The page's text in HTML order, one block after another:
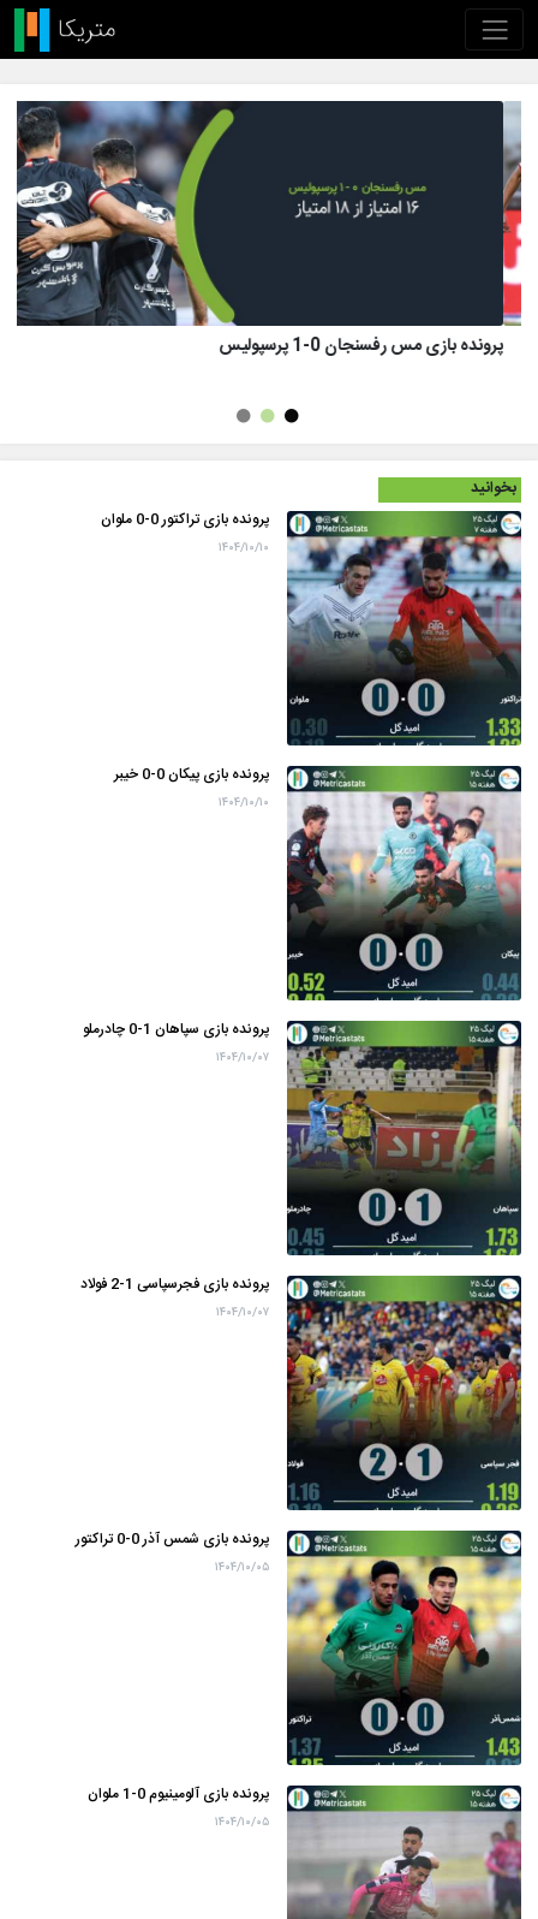
پرونده بازی تراکتور 1 (8)-(7) 1 پرسپولیس
بخوانید
پرونده بازی تراکتور 0-0 ملوان
۱۴۰۴/۱۰/۱۰
پرونده بازی پیکان 0-0 خیبر
۱۴۰۴/۱۰/۱۰
پرونده بازی سپاهان 1-0 چادرملو
۱۴۰۴/۱۰/۰۷
پرونده بازی فجرسپاسی 1-2 فولاد
۱۴۰۴/۱۰/۰۷
پرونده بازی شمس آذر 0-0 تراکتور
۱۴۰۴/۱۰/۰۵
پرونده بازی آلومینیوم 0-1 ملوان
۱۴۰۴/۱۰/۰۵